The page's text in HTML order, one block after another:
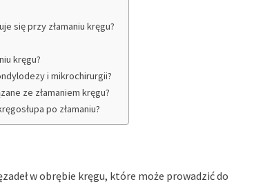
się przy złamaniu kręgu?
kręgu?
i mikrochirurgii?
ze złamaniem kręgu?
po złamaniu?
w obrębie kręgu, które może prowadzić do